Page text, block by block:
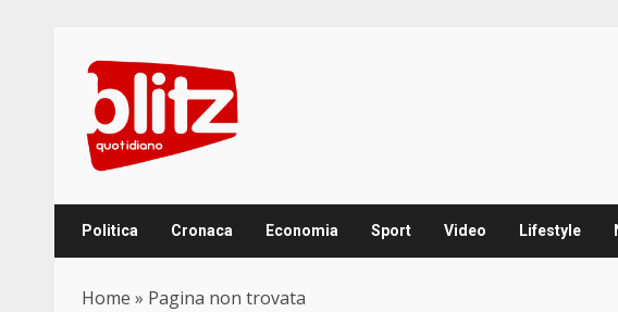
content
Politica Cronaca Economia Sport Video Lifestyle
Home » Pagina non trovata